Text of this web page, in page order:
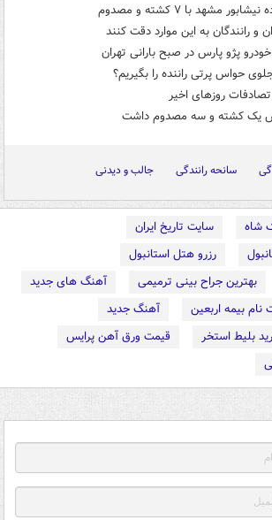
مشهد با ۷ کشته و مصدوم
و رانندگان به این موارد دقت کنند
پژو پارس در صبح بارانی تهران
حواس پرتی راننده را بگیریم؟
یک کشته و سه مصدوم داشت
سانحه رانندگی جالب و دیدنی
شاه
سایت تاریخ ایران
رزرو هتل استانبول
بهترین جراح بینی ترمیمی
آهنگ های جدید
نام بیمه اربعین
آهنگ جدید
بلیط استخر
قیمت ورق آهن پرایس